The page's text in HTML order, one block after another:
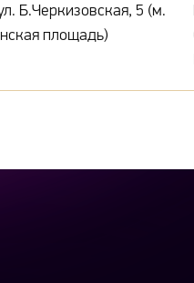
Б.Черкизовская, 5 (м.
площадь)